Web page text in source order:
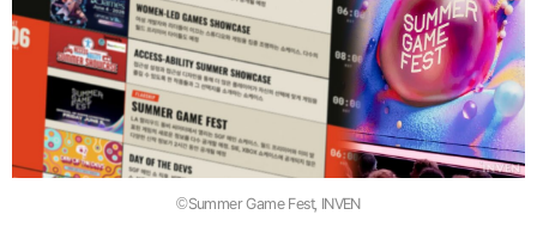
©Summer Game Fest, INVEN